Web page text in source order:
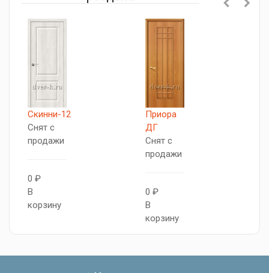
Скинни-12
Снят с
продажи
0 ₽
В
корзину
Приора
ДГ
Снят с
продажи
0 ₽
В
корзину